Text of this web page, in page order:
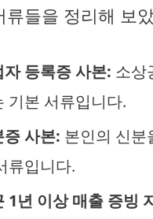
류들을 정리해 보
자 등록증 사본: 소상
기본 서류입니다.
증 사본: 본인의 신분
류입니다.
1년 이상 매출 증빙